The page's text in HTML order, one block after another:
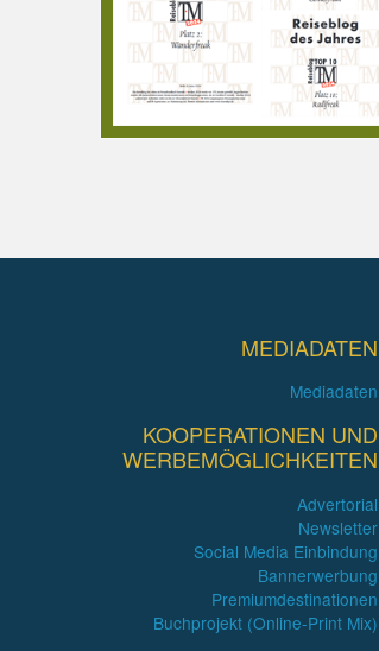
MEDIADATEN
Mediadaten
KOOPERATIONEN UND
WERBEMÖGLICHKEITEN
Advertorial
Newsletter
Social Media Einbindung
Bannerwerbung
Premiumdestinationen
Buchprojekt (Online-Print Mix)